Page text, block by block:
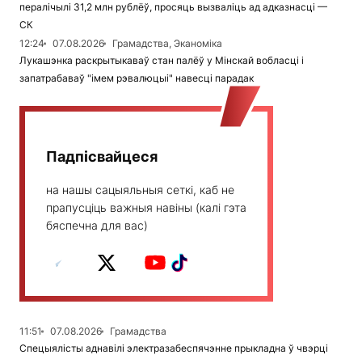
пералічылі 31,2 млн рублёў, просяць вызваліць ад адказнасці —
СК
12:24
07.08.2026
Грамадства, Эканоміка
Лукашэнка раскрытыкаваў стан палёў у Мінскай вобласці і
запатрабаваў "імем рэвалюцыі" навесці парадак
Падпісвайцеся
на нашы сацыяльныя сеткі, каб не
прапусціць важныя навіны (калі гэта
бяспечна для вас)
11:51 07.08.2026
Грамадства
Спецыялісты аднавілі электразабеспячэнне прыкладна ў чвэрці